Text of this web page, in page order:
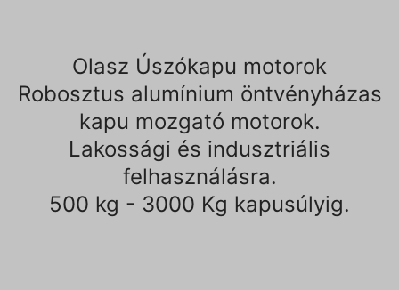
Olasz Úszókapu motorok
Robosztus alumínium öntvényházas
kapu mozgató motorok.
Lakossági és indusztriális
felhasználásra.
500 kg - 3000 Kg kapusúlyig.